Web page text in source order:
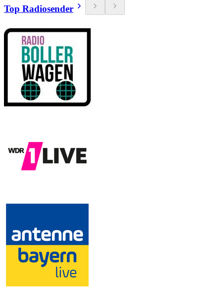
Top Radiosender